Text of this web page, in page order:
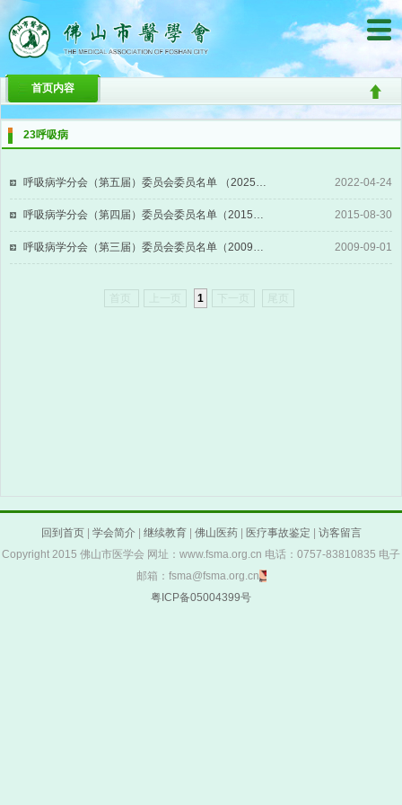
首页内容
23呼吸病
2022-04-24
2015-08-30
2009-09-01
1 下一页
回到首页| 学会简介| 继续教育| 佛山医药| 医疗事故鉴定 | 访客留言
Copyright 2015 佛山市医学会 网址：www.fsma.org.cn 电话：0757-83810835 电子
邮箱：fsma@fsma.org.cn
粤ICP备05004399号